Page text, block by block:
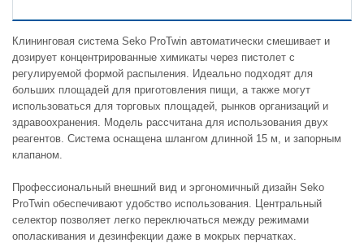
Клининговая система Seko ProTwin автоматически смешивает и
дозирует концентрированные химикаты через пистолет с
регулируемой формой распыления. Идеально подходят для
больших площадей для приготовления пищи, а также могут
использоваться для торговых площадей, рынков организаций и
здравоохранения. Модель рассчитана для использования двух
реагентов. Система оснащена шлангом длинной 15 м, и запорным
клапаном.
Профессиональный внешний вид и эргономичный дизайн Seko
ProTwin обеспечивают удобство использования. Центральный
селектор позволяет легко переключаться между режимами
ополаскивания и дезинфекции даже в мокрых перчатках.